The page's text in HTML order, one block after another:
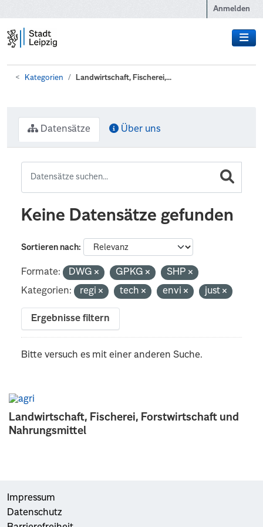
Anmelden
Kategorien Landwirtschaft, Fischerei,...
Landwirtschaft, Fischerei, Forstwirtschaft und
Nahrungsmittel
Datensätze Über uns
Keine Datensätze gefunden
Sortieren nach
Formate: DWG GPKG
SHP
Kategorien:
regi tech envi just
Ergebnisse filtern
Bitte versuch es mit einer anderen Suche.
Impressum
Datenschutz